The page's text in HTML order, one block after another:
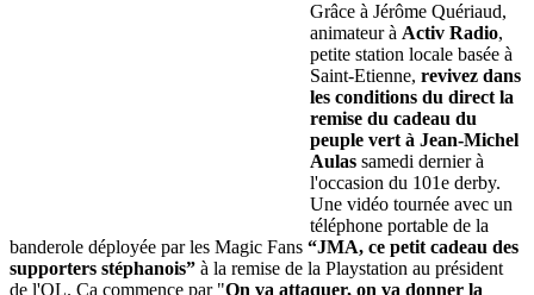
Grâce à Jérôme Quériaud,
animateur à Activ Radio,
petite station locale basée à
Saint-Etienne, revivez dans
les conditions du direct la
remise du cadeau du
peuple vert à Jean-Michel
Aulas samedi dernier à
l'occasion du 101e derby.
Une vidéo tournée avec un
téléphone portable de la
banderole déployée par les Magic Fans “JMA, ce petit cadeau des
supporters stéphanois” à la remise de la Playstation au président
de l'OL. Ca commence par "On va attaquer, on va donner la